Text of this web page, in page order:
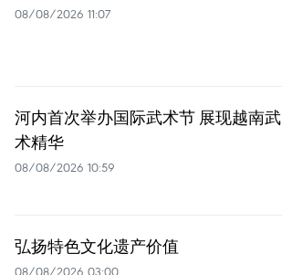
08/08/2026 11:07
河内首次举办国际武术节 展现越南武
术精华
08/08/2026 10:59
弘扬特色文化遗产价值
08/08/2026 03:00